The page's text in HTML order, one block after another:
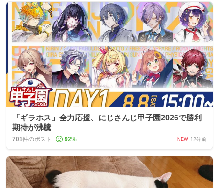
「ギラホス」全力応援、にじさんじ甲子園2026で勝利
期待が沸騰
701件のポスト 92% NEW 12分前